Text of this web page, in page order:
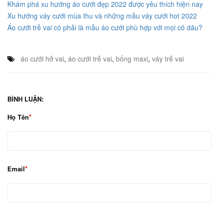
Khám phá xu hướng áo cưới đẹp 2022 được yêu thích hiện nay
Xu hướng váy cưới mùa thu và những mẫu váy cưới hot 2022
Áo cưới trễ vai có phải là mẫu áo cưới phù hợp với mọi cô dâu?
áo cưới hở vai, áo cưới trễ vai, bống maxi, váy trễ vai
BÌNH LUẬN:
Họ Tên
Email